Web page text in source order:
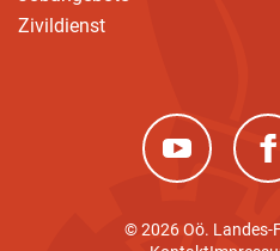
Zivildienst
(neues
© 2026 Oö. Landes-